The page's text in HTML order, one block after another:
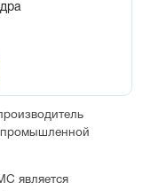
промышленной
является